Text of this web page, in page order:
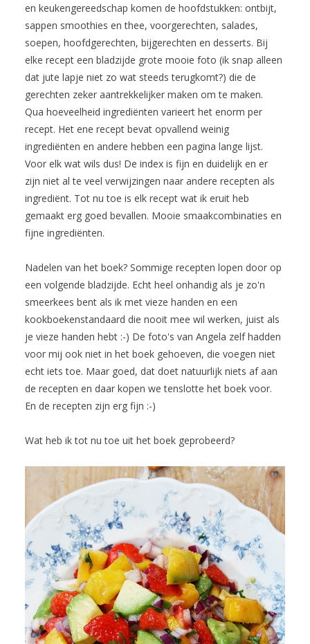
en keukengereedschap komen de hoofdstukken: ontbijt,
sappen smoothies en thee, voorgerechten, salades,
soepen, hoofdgerechten, bijgerechten en desserts. Bij
elke recept een bladzijde grote mooie foto (ik snap alleen
dat jute lapje niet zo wat steeds terugkomt?) die de
gerechten zeker aantrekkelijker maken om te maken.
Qua hoeveelheid ingrediënten varieert het enorm per
recept. Het ene recept bevat opvallend weinig
ingrediënten en andere hebben een pagina lange lijst.
Voor elk wat wils dus! De index is fijn en duidelijk en er
zijn niet al te veel verwijzingen naar andere recepten als
ingrediënt. Tot nu toe is elk recept wat ik eruit heb
gemaakt erg goed bevallen. Mooie smaakcombinaties en
fijne ingrediënten.
Nadelen van het boek? Sommige recepten lopen door op
een volgende bladzijde. Echt heel onhandig als je zo'n
smeerkees bent als ik met vieze handen en een
kookboekenstandaard die nooit mee wil werken, juist als
je vieze handen hebt :-) De foto's van Angela zelf hadden
voor mij ook niet in het boek gehoeven, die voegen niet
echt iets toe. Maar goed, dat doet natuurlijk niets af aan
de recepten en daar kopen we tenslotte het boek voor.
En de recepten zijn erg fijn :-)
Wat heb ik tot nu toe uit het boek geprobeerd?